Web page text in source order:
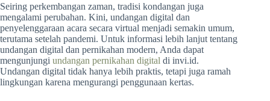
Seiring perkembangan zaman, tradisi kondangan juga
mengalami perubahan. Kini, undangan digital dan
penyelenggaraan acara secara virtual menjadi semakin umum,
terutama setelah pandemi. Untuk informasi lebih lanjut tentang
undangan digital dan pernikahan modern, Anda dapat
mengunjungi undangan pernikahan digital di invi.id.
Undangan digital tidak hanya lebih praktis, tetapi juga ramah
lingkungan karena mengurangi penggunaan kertas.